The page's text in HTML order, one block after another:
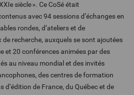
siècle ». Ce CoSé était
avec 94 sessions d’échanges en
rondes, d’ateliers et de
recherche, auxquels se sont ajoutées
et 20 conférences animées par des
au niveau mondial et des invités
des centres de formation
d’édition de France, du Québec et de